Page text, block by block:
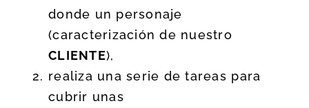
donde un personaje
(caracterización de nuestro
CLIENTE),
realiza una serie de tareas para
cubrir unas